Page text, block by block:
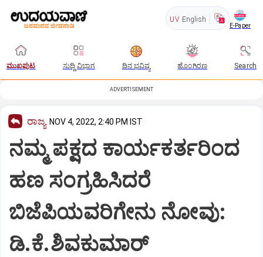
UV English
E-Paper
ಮುಖಪುಟ ಸುದ್ದಿ ವಿಭಾಗ ದಿನ ಭವಿಷ್ಯ ಹೊಂಗಿರಣ Search
ADVERTISEMENT
ರಾಜ್ಯ NOV 4, 2022, 2:40 PM IST
ನಮ್ಮ ಪಕ್ಷದ ಕಾರ್ಯಕರ್ತರಿಂದ
ಹಣ ಸಂಗ್ರಹಿಸಿದರೆ
ಬಿಜೆಪಿಯವರಿಗೇನು ನೋವು:
ಡಿ.ಕೆ.ಶಿವಕುಮಾರ್